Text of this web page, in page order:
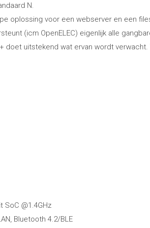
N.
oplossing voor een webserver en een
(icm OpenELEC) eigenlijk alle
doet uitstekend wat ervan wordt
SoC @1.4GHz
Bluetooth 4.2/BLE